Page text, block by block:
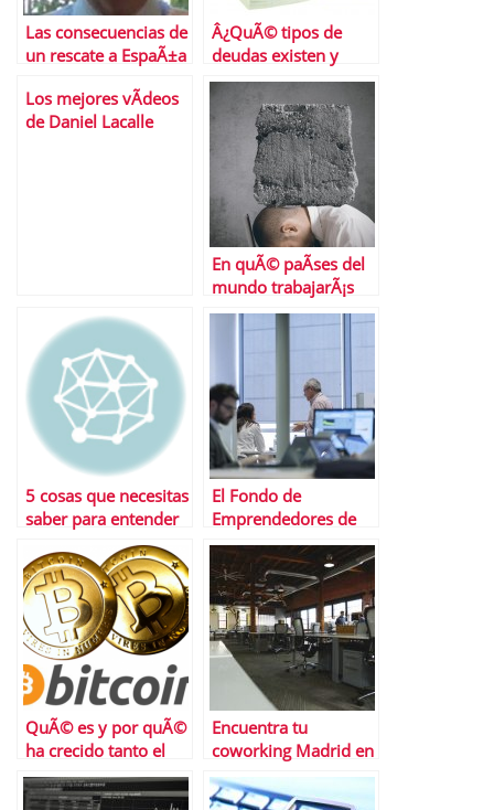
Las consecuencias de
un rescate a EspaÃ±a
Â¿QuÃ© tipos de
deudas existen y
cÃ³mo te afectan?
Los mejores vÃ­deos
de Daniel Lacalle
En quÃ© paÃ­ses del
mundo trabajarÃ¡s
mÃ¡s y en cuÃ¡les
tendrÃ¡s mÃ¡s tiempo
5 cosas que necesitas
saber para entender
la devaluaciÃ³n de
moneda en China
El Fondo de
Emprendedores de
FundaciÃ³n Repsol
anuncia los
ganadores de su
cuarta ediciÃ³n y
lanza su nueva
convocatoria
QuÃ© es y por quÃ©
ha crecido tanto el
trading de
criptomonedas
Encuentra tu
coworking Madrid en
Cloudworks